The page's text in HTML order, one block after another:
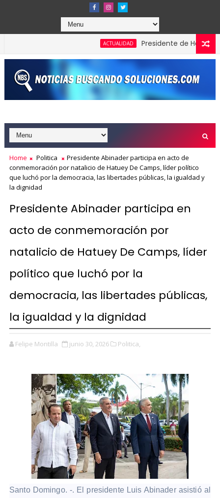
ACTUALIDAD Presidente de Honduras
Home Politica
Presidente Abinader participa en acto de
conmemoración por natalicio de Hatuey De Camps, líder político
que luchó por la democracia, las libertades públicas, la igualdad y
la dignidad
Presidente Abinader participa en
acto de conmemoración por
natalicio de Hatuey De Camps, líder
político que luchó por la
democracia, las libertades públicas,
la igualdad y la dignidad
Felipe Montilla junio 30, 2026 Politica,
Santo Domingo. -. El presidente Luis Abinader asistió al